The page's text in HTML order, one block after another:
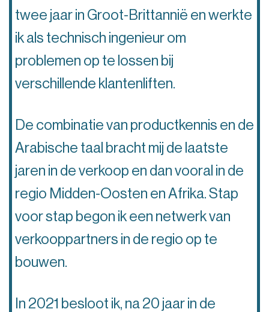
twee jaar in Groot-Brittannië en werkte
ik als technisch ingenieur om
problemen op te lossen bij
verschillende klantenliften.
De combinatie van productkennis en de
Arabische taal bracht mij de laatste
jaren in de verkoop en dan vooral in de
regio Midden-Oosten en Afrika. Stap
voor stap begon ik een netwerk van
verkooppartners in de regio op te
bouwen.
In 2021 besloot ik, na 20 jaar in de